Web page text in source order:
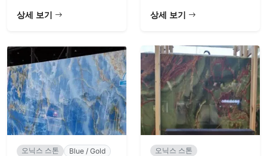
상세 보기 상세 보기
오닉스 스톤
Blue / Gold
오닉스 스톤